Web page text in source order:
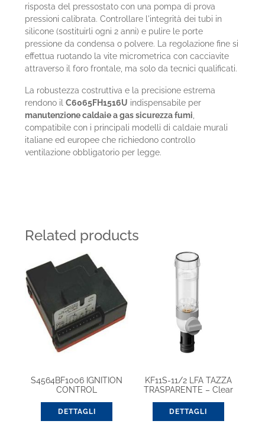
risposta del pressostato con una pompa di prova
pressioni calibrata. Controllare l'integrità dei tubi in
silicone (sostituirli ogni 2 anni) e pulire le porte
pressione da condensa o polvere. La regolazione fine si
effettua ruotando la vite micrometrica con cacciavite
attraverso il foro frontale, ma solo da tecnici qualificati.
La robustezza costruttiva e la precisione estrema
rendono ilC6065FH1516U indispensabile per
manutenzione caldaie a gas sicurezza fumi
compatibile con i principali modelli di caldaie murali
italiane ed europee che richiedono controllo
ventilazione obbligatorio per legge.
Related products
S4564BF1006 IGNITION
CONTROL
DETTAGLI
KF11S-11/2 LFA TAZZA
TRASPARENTE – Clear
2″
DETTAGLI